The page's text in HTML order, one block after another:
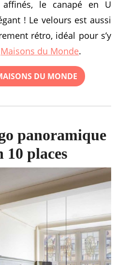
le canapé en U
! Le velours est aussi
rétro, idéal pour s’y
Maisons du Monde.
DU MONDE
panoramique
places